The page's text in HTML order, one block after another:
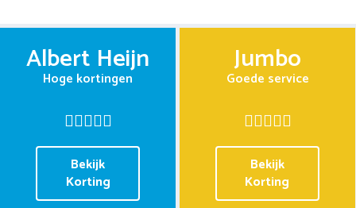
Albert Heijn
Hoge kortingen
Bekijk
Korting
Jumbo
Goede service
Bekijk
Korting